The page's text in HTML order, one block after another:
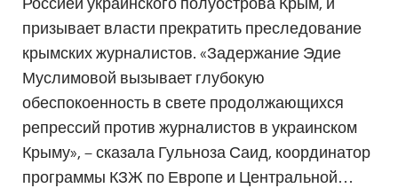
призывает власти прекратить преследование
крымских журналистов. «Задержание Эдие
Муслимовой вызывает глубокую
обеспокоенность в свете продолжающихся
репрессий против журналистов в украинском
Крыму», – сказала Гульноза Саид, координатор
программы КЗЖ по Европе и Центральной…